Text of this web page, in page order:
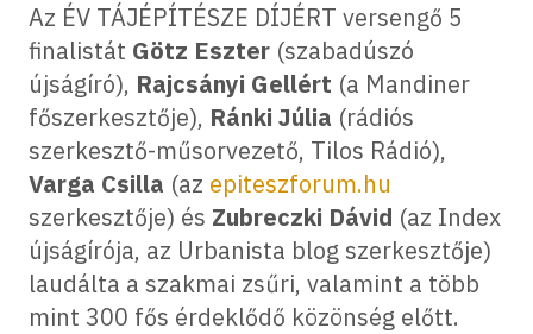
Az ÉV TÁJÉPÍTÉSZE DÍJÉRT versengő 5
finalistát Götz Eszter (szabadúszó
újságíró), Rajcsányi Gellért (a Mandiner
főszerkesztője), Ránki Júlia (rádiós
szerkesztő-műsorvezető, Tilos Rádió),
Varga Csilla (az epiteszforum.hu
szerkesztője) és Zubreczki Dávid (az Index
újságírója, az Urbanista blog szerkesztője)
laudálta a szakmai zsűri, valamint a több
mint 300 fős érdeklődő közönség előtt.